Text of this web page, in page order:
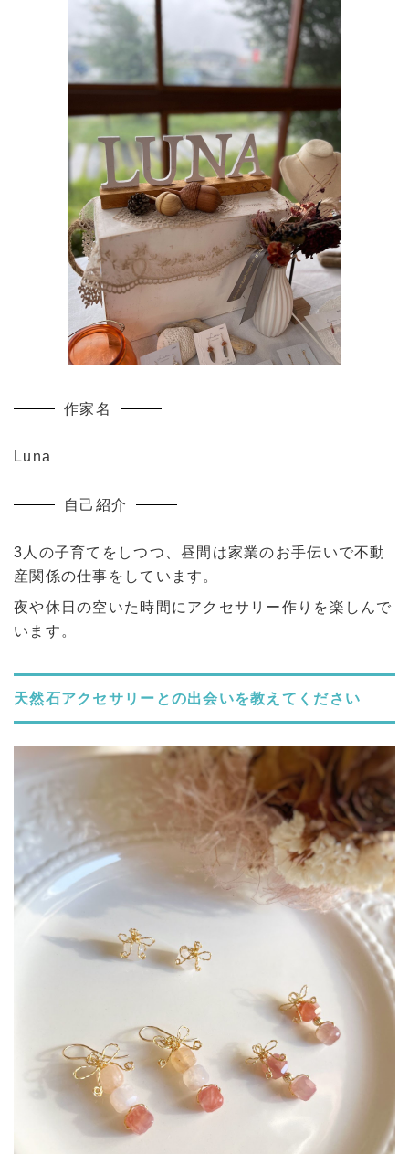
作家名
Luna
自己紹介
3人の子育てをしつつ、昼間は家業のお手伝いで不動
産関係の仕事をしています。
夜や休日の空いた時間にアクセサリー作りを楽しんで
います。
天然石アクセサリーとの出会いを教えてください